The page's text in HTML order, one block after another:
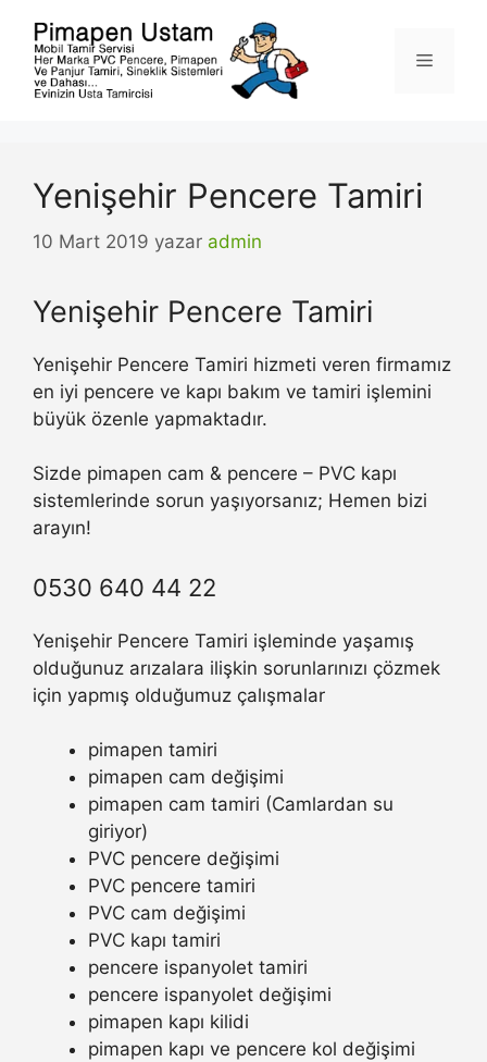
Menü
Yenişehir Pencere Tamiri
10 Mart 2019 yazar admin
Yenişehir Pencere Tamiri
Yenişehir Pencere Tamiri hizmeti veren firmamız
en iyi pencere ve kapı bakım ve tamiri işlemini
büyük özenle yapmaktadır.
Sizde pimapen cam & pencere – PVC kapı
sistemlerinde sorun yaşıyorsanız; Hemen bizi
arayın!
0530 640 44 22
Yenişehir Pencere Tamiri işleminde yaşamış
olduğunuz arızalara ilişkin sorunlarınızı çözmek
için yapmış olduğumuz çalışmalar
pimapen tamiri
pimapen cam değişimi
pimapen cam tamiri (Camlardan su
giriyor)
PVC pencere değişimi
PVC pencere tamiri
PVC cam değişimi
PVC kapı tamiri
pencere ispanyolet tamiri
pencere ispanyolet değişimi
pimapen kapı kilidi
pimapen kapı ve pencere kol değişimi